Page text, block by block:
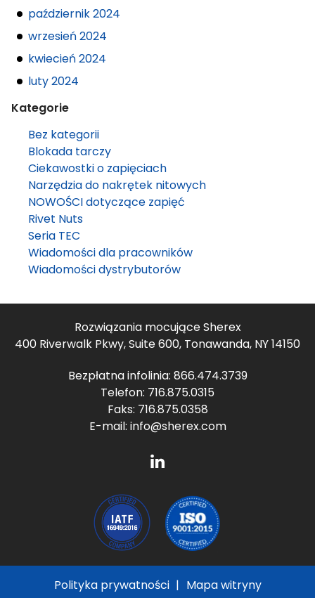
październik 2024
wrzesień 2024
kwiecień 2024
luty 2024
Kategorie
Bez kategorii
Blokada tarczy
Ciekawostki o zapięciach
Narzędzia do nakrętek nitowych
NOWOŚCI dotyczące zapięć
Rivet Nuts
Seria TEC
Wiadomości dla pracowników
Wiadomości dystrybutorów
Rozwiązania mocujące Sherex
400 Riverwalk Pkwy, Suite 600, Tonawanda, NY 14150
Bezpłatna infolinia: 866.474.3739
Telefon: 716.875.0315
Faks: 716.875.0358
E-mail: info@sherex.com
Polityka prywatności Mapa witryny